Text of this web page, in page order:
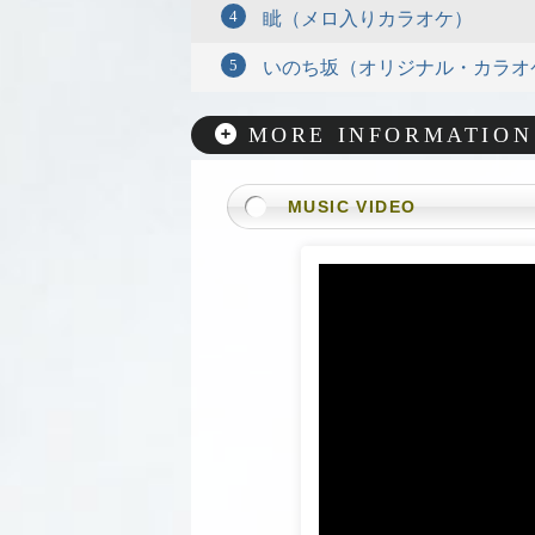
眦（メロ入りカラオケ）
いのち坂（オリジナル・カラオ
MORE INFORMATION
MUSIC VIDEO